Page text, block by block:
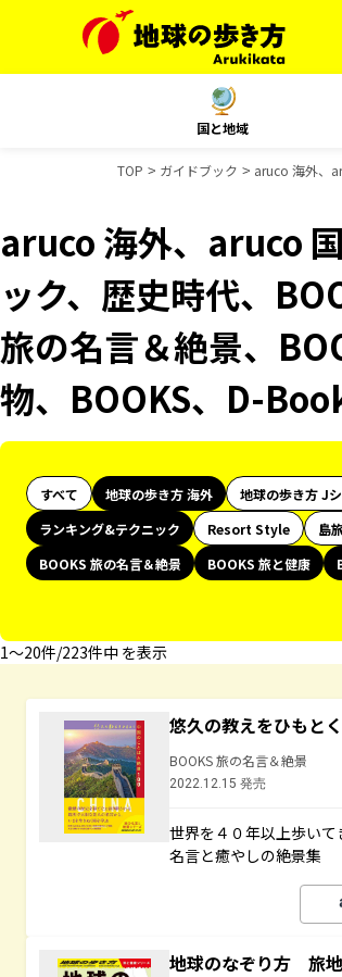
国と地域
TOP ガイドブック aruco 海外、
aruco 海外、aruco
ック、歴史時代、
旅の名言＆絶景、
物、BOOKS、D-
すべて 地球の歩き方 海外 地球の歩き方 Jシ
ランキング&テクニック
Resort Style 島
BOOKS 旅の名言＆絶景
BOOKS 旅と健康
1〜20件/223件中 を表示
悠久の教えをひもと
BOOKS 旅の名言＆絶景
2022.12.15 発売
世界を４０年以上歩い
名言と癒やしの絶景集
地球のなぞり方 旅